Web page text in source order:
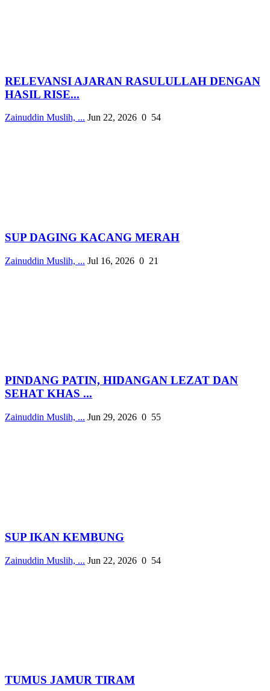
RELEVANSI AJARAN RASULULLAH DENGAN
HASIL RISE...
Zainuddin Muslih, ... Jun 22, 2026 0 54
SUP DAGING KACANG MERAH
Zainuddin Muslih, ... Jul 16, 2026 0 21
PINDANG PATIN, HIDANGAN LEZAT DAN
SEHAT KHAS ...
Zainuddin Muslih, ... Jun 29, 2026 0 55
SUP IKAN KEMBUNG
Zainuddin Muslih, ... Jun 22, 2026 0 54
TUMUS JAMUR TIRAM